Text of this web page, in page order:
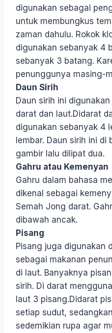
digunakan sebagai
untuk membungkus
zaman dahulu. Rokok
digunakan sebanyak 4
sebanyak 3 batang.
penunggunya masing-
Daun Sirih
Daun sirih ini
darat dan laut.Didarat
digunakan sebanyak 4
lembar. Daun sirih ini di
gambir lalu dilipat dua.
Gahru atau Kemenyan
Gahru dalam bahasa
dikenal sebagai
Semah Jong darat.
dibawah ancak.
Pisang
Pisang juga digunakan
sebagai makanan
di laut. Banyaknya
sirih. Di darat
laut 3 pisang.Didarat
setiap sudut,
sedemikian rupa agar